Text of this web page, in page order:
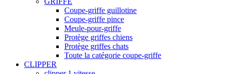
Coupe-griffe guillotine
Coupe-griffe pince
Meule-pour-griffe
Protège griffes chiens
Protège griffes chats
Toute la catégorie coupe-griffe
CLIPPER